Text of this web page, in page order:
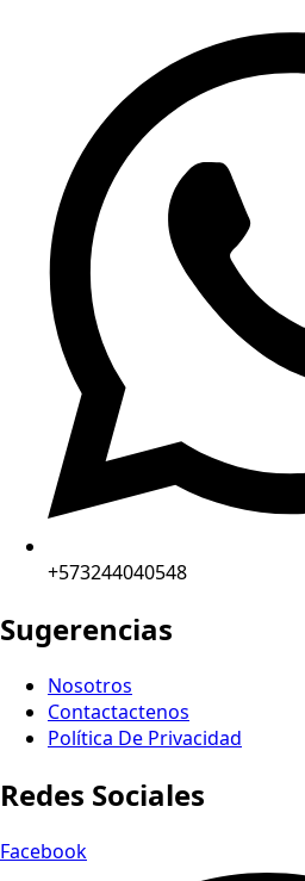
+573244040548
Sugerencias
Nosotros
Contactactenos
Política De Privacidad
Redes Sociales
Facebook